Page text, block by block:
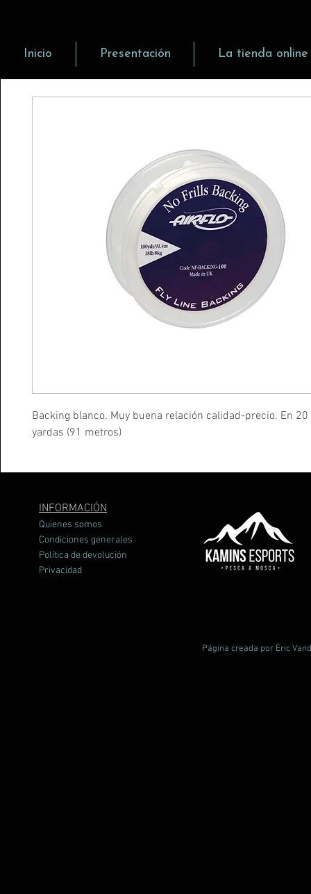
Inicio Presentación La tienda online
Backing blanco. Muy buena relación calidad-precio. En
yardas (91 metros)
INFORMACIÓN
Quienes somos
Condiciones generales
Política de devolución
Privacidad
Página creada por Èric